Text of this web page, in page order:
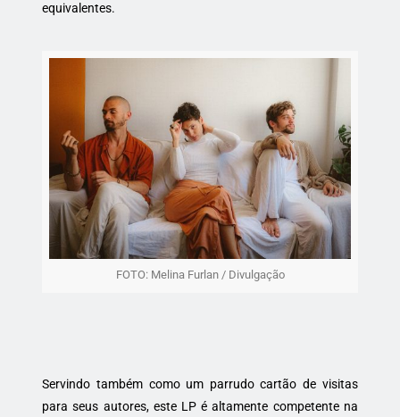
equivalentes.
FOTO: Melina Furlan / Divulgação
Servindo também como um parrudo cartão de visitas
para seus autores, este LP é altamente competente na